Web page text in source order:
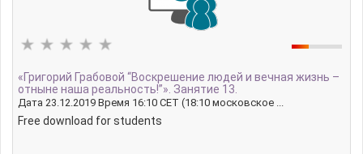
«Григорий Грабовой “Воскрешение людей и вечная жизнь –
отныне наша реальность!”». Занятие 13.
Дата 23.12.2019 Время 16:10 CET (18:10 московское ...
Free download for students